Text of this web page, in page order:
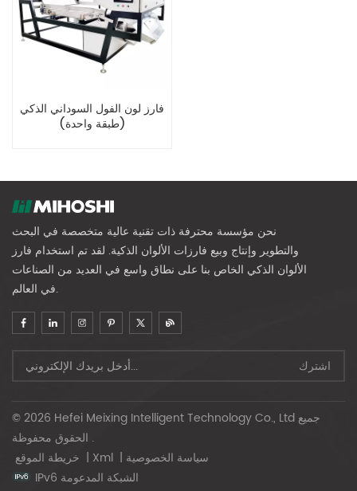
فارز لون الفول السوداني الذكي
(طبقة واحدة)
نحن مؤسسة محترفة ذات تقنية عالية متخصصة في البحث
والتطوير وإنتاج وبيع فارزات الألوان الذكية. لقد تم استخدام فارز
الألوان الذكي الخاص بنا على نطاق واسع في العديد من الصناعات
في العالم.
© 2026 Hefei Meixing Intelligent Technology Co., Ltd جميع
الحقوق محفوظة .
| Xml | سياسة الخصوصية
IPv6 الشبكة المدعومة